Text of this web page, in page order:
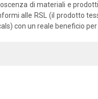
di materiali e
alle RSL (il prodotto
con un reale beneficio